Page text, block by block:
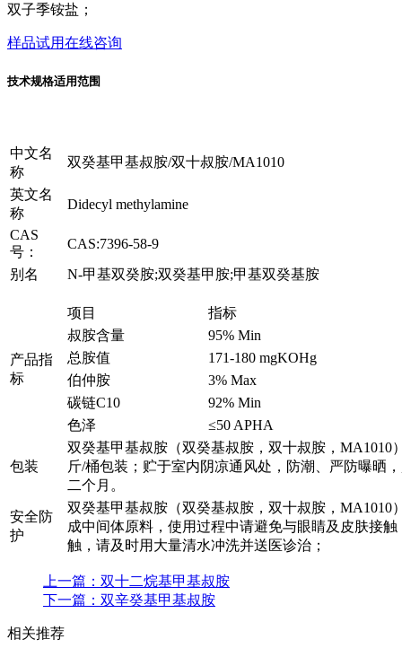
双子季铵盐；
样品试用在线咨询
技术规格适用范围
中文名
称
双癸基甲基叔胺/双十叔胺/MA1010
英文名
称
Didecyl methylamine
CAS
号：
CAS:7396-58-9
别名
N-甲基双癸胺;双癸基甲胺;甲基双癸基胺
产品指
标
项目
指标
叔胺含量
95% Min
总胺值
171-180 mgKOHg
伯仲胺
3% Max
碳链C10
92% Min
色泽
≤50 APHA
包装
双癸基甲基叔胺（双癸基叔胺，双十叔胺，MA1010
斤/桶包装；贮于室内阴凉通风处，防潮、严防曝晒
二个月。
安全防
护
双癸基甲基叔胺（双癸基叔胺，双十叔胺，MA1010
成中间体原料，使用过程中请避免与眼睛及皮肤接触
触，请及时用大量清水冲洗并送医诊治；
上一篇： 双十二烷基甲基叔胺
下一篇： 双辛癸基甲基叔胺
相关推荐